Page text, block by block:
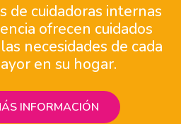
de cuidadoras internas
ofrecen cuidados
necesidades de cada
en su hogar.
INFORMACIÓN